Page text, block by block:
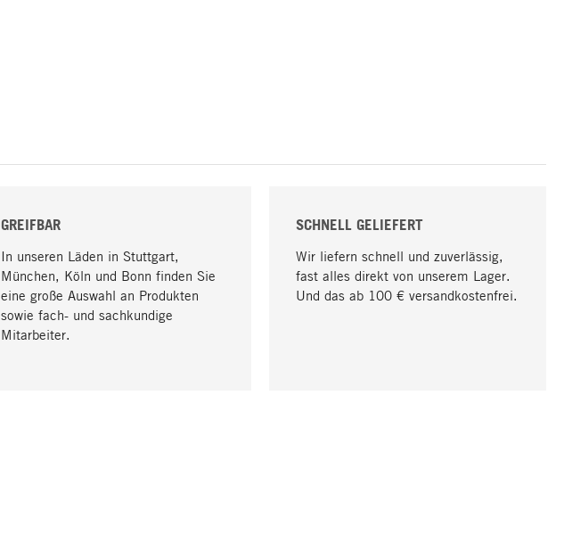
GREIFBAR
In unseren Läden in Stuttgart,
München, Köln und Bonn finden Sie
eine große Auswahl an Produkten
sowie fach- und sachkundige
Mitarbeiter.
SCHNELL GELIEFERT
Wir liefern schnell und zuverlässig,
fast alles direkt von unserem Lager.
Und das ab 100 € versandkostenfrei.